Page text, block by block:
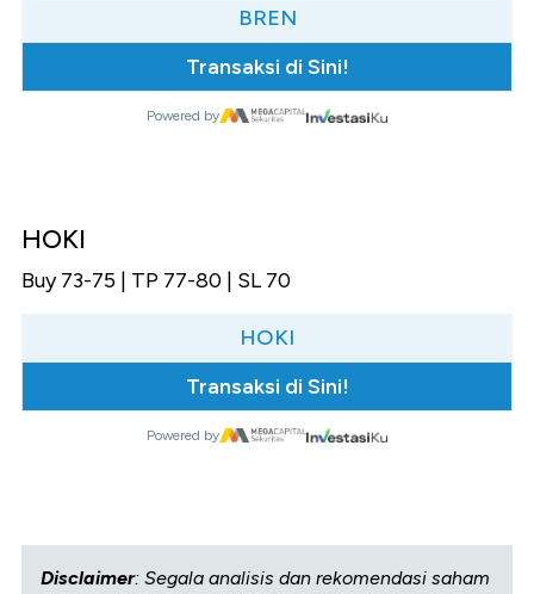
BREN
Transaksi di Sini!
Powered by
HOKI
Buy 73-75 | TP 77-80 | SL 70
HOKI
Transaksi di Sini!
Powered by
Disclaimer: Segala analisis dan rekomendasi saham